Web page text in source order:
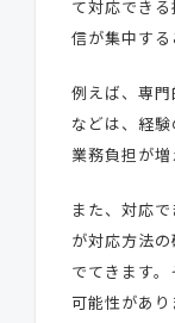
て対応でき
信が集中する
例えば、専
などは、経
業務負担が増
また、対応
が対応方法
でてきます
可能性があり